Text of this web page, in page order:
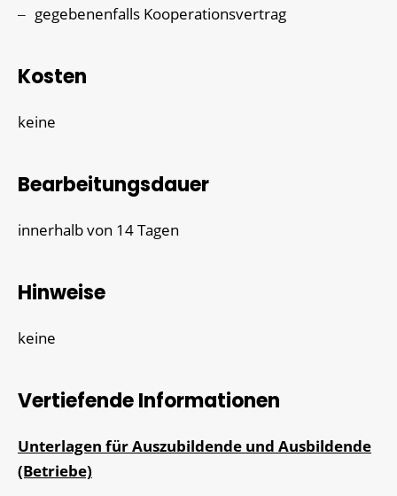
gegebenenfalls Kooperationsvertrag
Kosten
keine
Bearbeitungsdauer
innerhalb von 14 Tagen
Hinweise
keine
Vertiefende Informationen
Unterlagen für Auszubildende und Ausbildende
(Betriebe)